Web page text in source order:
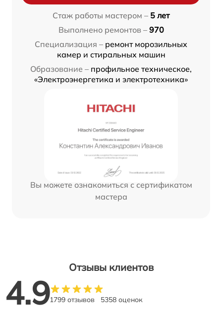
Стаж работы мастером – 5 лет
Выполнено ремонтов – 970
Специализация – ремонт морозильных
камер и стиральных машин
Образование – профильное техническое,
«Электроэнергетика и электротехника»
Вы можете ознакомиться с сертификатом
мастера
Отзывы клиентов
4.91799 отзывов 5358 оценок